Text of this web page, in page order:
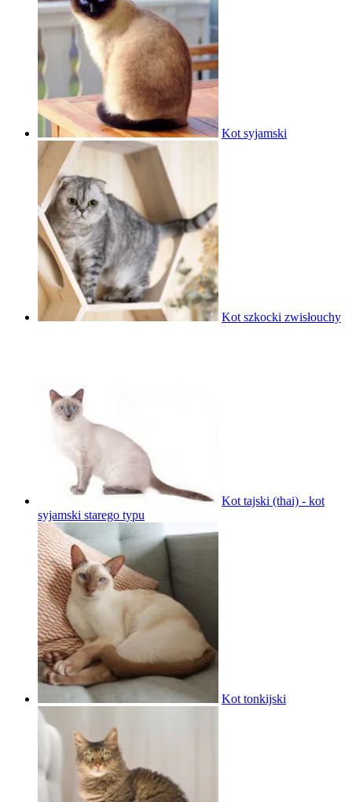
Kot syjamski
Kot szkocki zwisłouchy
Kot tajski (thai) - kot
syjamski starego typu
Kot tonkijski